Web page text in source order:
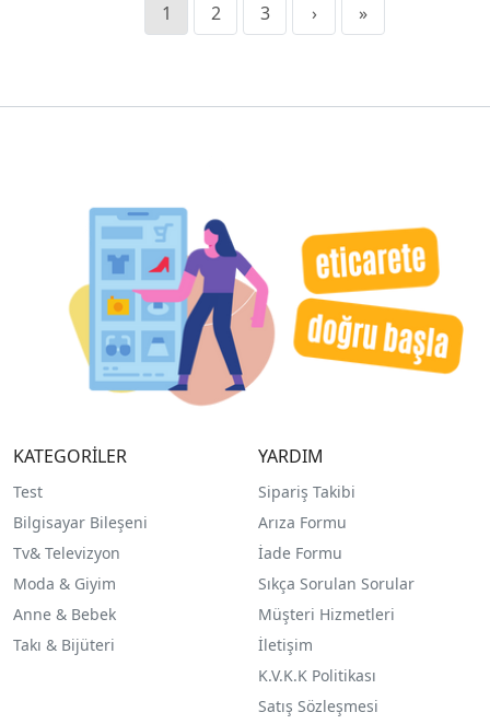
1 2 3 › »
KATEGORİLER
Test
Bilgisayar Bileşeni
Tv& Televizyon
Moda & Giyim
Anne & Bebek
Takı & Bijüteri
YARDIM
Sipariş Takibi
Arıza Formu
İade Formu
Sıkça Sorulan Sorular
Müşteri Hizmetleri
İletişim
K.V.K.K Politikası
Satış Sözleşmesi